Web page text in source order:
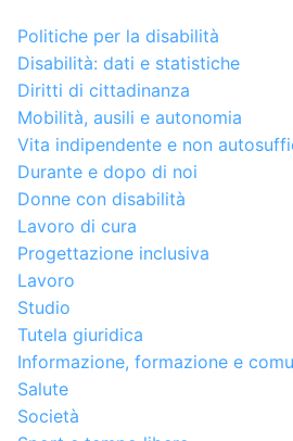
Politiche per la disabilità
Disabilità: dati e statistiche
Diritti di cittadinanza
Mobilità, ausili e autonomia
Vita indipendente e non
Durante e dopo di noi
Donne con disabilità
Lavoro di cura
Progettazione inclusiva
Lavoro
Studio
Tutela giuridica
Informazione, formazione e
Salute
Società